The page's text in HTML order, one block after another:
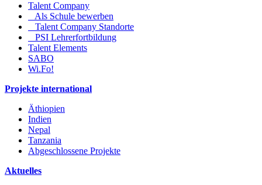
Talent Company
Als Schule bewerben
Talent Company Standorte
PSI Lehrerfortbildung
Talent Elements
SABO
Wi.Fo!
Projekte international
Äthiopien
Indien
Nepal
Tanzania
Abgeschlossene Projekte
Aktuelles